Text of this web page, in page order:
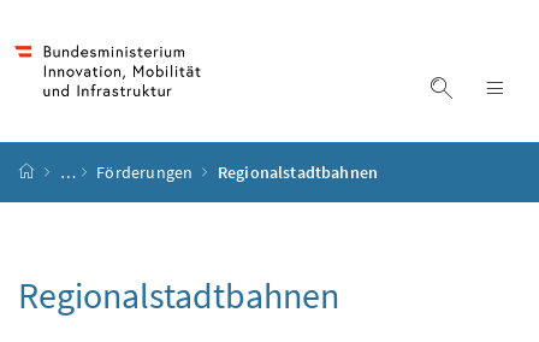
Suche
Startseite
… Förderungen Regionalstadtbahnen
Regionalstadtbahnen